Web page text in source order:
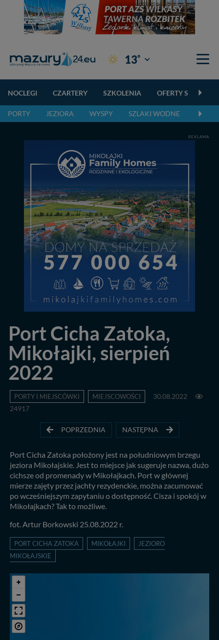
13° Giżycko
NOCLEGI CZARTERY SZKOLENIA OFERTY
PORTY JEZIORA WYSPY SZLAKI WODNE
REKLAMA
Port Cicha Zatoka,
Mikołajki, sierpień
2022
PORTY I MIEJSCÓWKI MIEJSCOWOŚCI
30.08.2022
24917
POPRZEDNIA NASTĘPNA
Port Cicha Zatoka położony jest na południowym brzegu
jeziora Mikołajskie. Jest to miejsce jak sugeruje nazwa, dużo
cichsze od promenady w Mikołajkach. Port w głównej
mierze zajęty przez jachty rezydenckie, można zacumować
po wcześniejszym zapytaniu o dostępność. Cisza i spokój w
Mikołajkach? Tak to możliwe.
fot. Artur Borkowski 25.08.2022 r.
PORT CICHA ZATOKA MIKOŁAJKI
JEZIORO
MIKOŁAJSKIE